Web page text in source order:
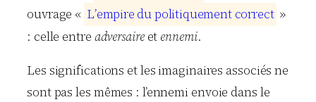
ouvrage « L’empire dupolitiquement correct »
: celle entre adversaireet ennemi.
Les significations et les imaginaires associés ne
sont pas les mêmes : l’ennemi envoie dans le